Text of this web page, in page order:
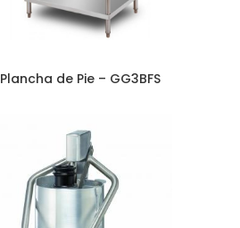
Plancha de Pie – GG3BFS